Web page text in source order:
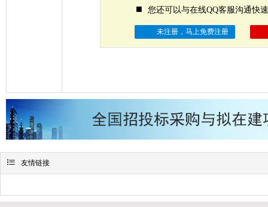
■ 您还可以与在线QQ客服沟通快
未注册，马上免费注册
 友情链接